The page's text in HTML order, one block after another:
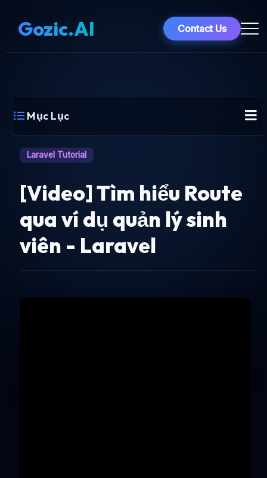
Gozic.AI Contact Us
Mục Lục
Laravel Tutorial
[Video] Tìm hiểu Route
qua ví dụ quản lý sinh
viên - Laravel